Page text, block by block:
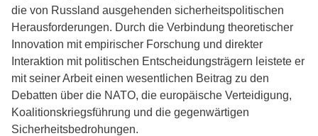
die von Russland ausgehenden sicherheitspolitischen
Herausforderungen. Durch die Verbindung theoretischer
Innovation mit empirischer Forschung und direkter
Interaktion mit politischen Entscheidungsträgern leistete er
mit seiner Arbeit einen wesentlichen Beitrag zu den
Debatten über die NATO, die europäische Verteidigung,
Koalitionskriegsführung und die gegenwärtigen
Sicherheitsbedrohungen.